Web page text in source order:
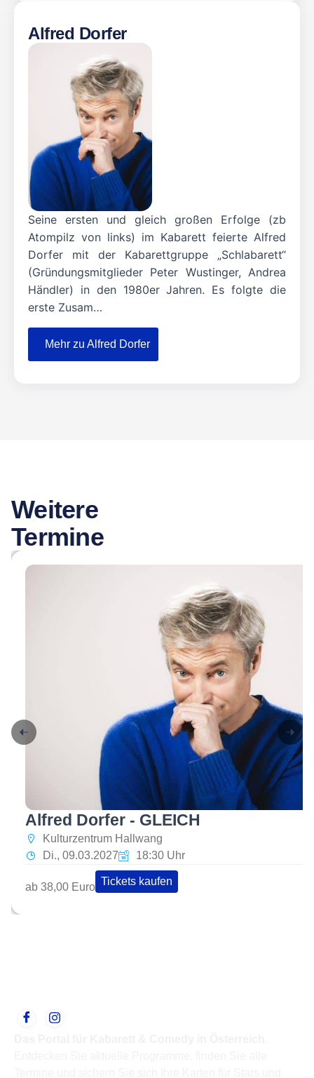
Alfred Dorfer
Seine ersten und gleich großen Erfolge (zb
Atompilz von links) im Kabarett feierte Alfred
Dorfer mit der Kabarettgruppe „Schlabarett“
(Gründungsmitglieder Peter Wustinger, Andrea
Händler) in den 1980er Jahren. Es folgte die
erste Zusam…
Mehr zu Alfred Dorfer
Weitere
Termine
Alfred Dorfer - GLEICH
Kulturzentrum Hallwang
Di., 09.03.2027
18:30 Uhr
ab 38,00 Euro Tickets kaufen